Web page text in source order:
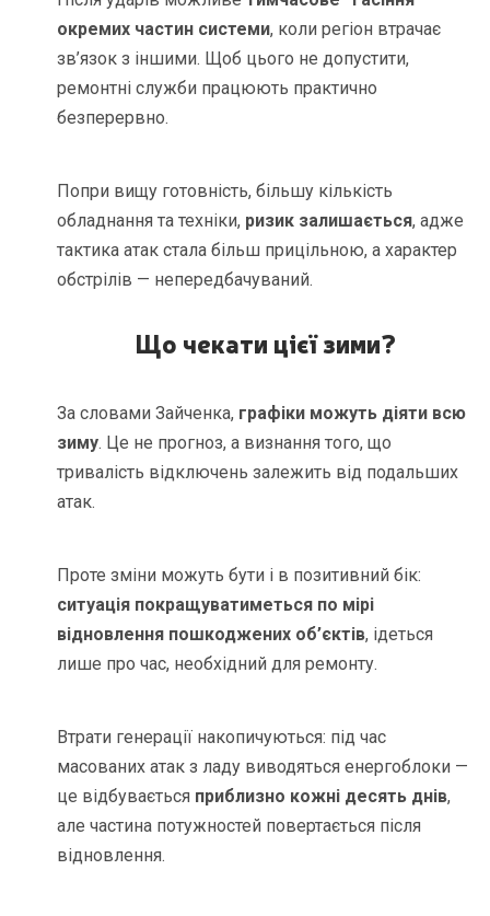
окремих частин системи, коли регіон втрачає
зв’язок з іншими. Щоб цього не допустити,
ремонтні служби працюють практично
безперервно.
Попри вищу готовність, більшу кількість
обладнання та техніки, ризик залишається, адже
тактика атак стала більш прицільною, а характер
обстрілів — непередбачуваний.
Що чекати цієї зими?
За словами Зайченка, графіки можуть діяти всю
зиму. Це не прогноз, а визнання того, що
тривалість відключень залежить від подальших
атак.
Проте зміни можуть бути і в позитивний бік:
ситуація покращуватиметься по мірі
відновлення пошкоджених об’єктів, ідеться
лише про час, необхідний для ремонту.
Втрати генерації накопичуються: під час
масованих атак з ладу виводяться енергоблоки —
це відбувається приблизно кожні десять днів,
але частина потужностей повертається після
відновлення.